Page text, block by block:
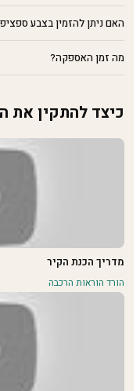
האם ניתן להזמין בצבע
מה זמן האספקה?
כיצד להתקין את
מדריך הכנת הקיר
הורד הוראות הרכבה